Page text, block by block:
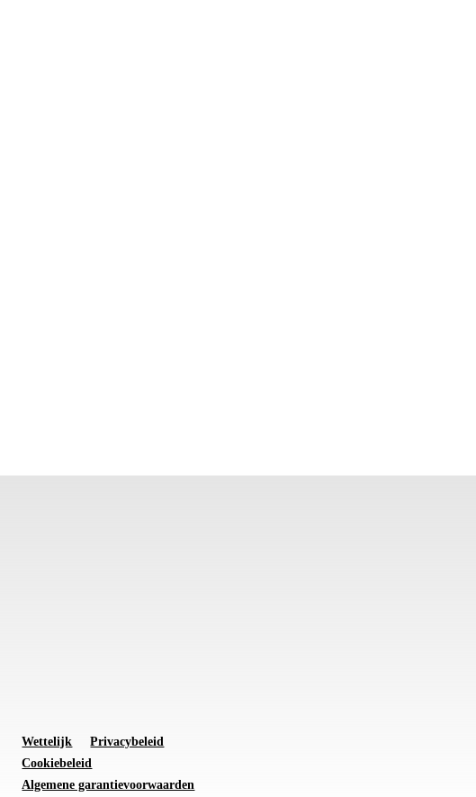
Wettelijk
Privacybeleid
Cookiebeleid
Algemene garantievoorwaarden